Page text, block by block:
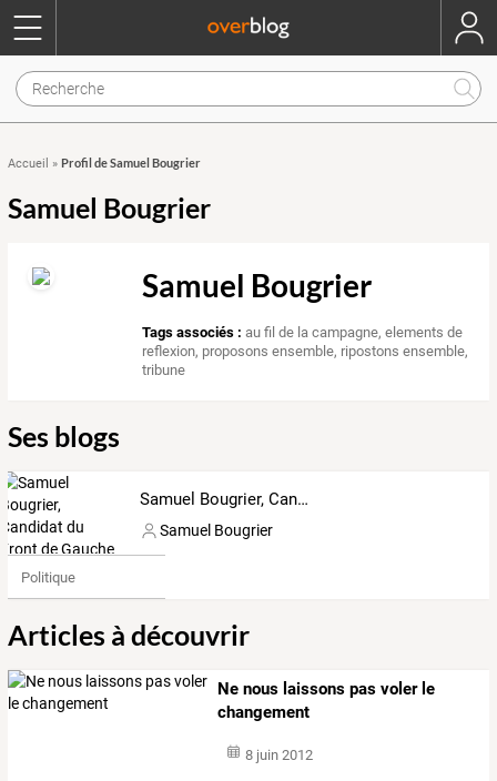
Accueil » Profil de Samuel Bougrier
Samuel Bougrier
Samuel Bougrier
Tags associés : au fil de la campagne,elements de
reflexion, proposons ensemble, ripostons ensemble,
tribune
Ses blogs
Samuel Bougrier, Candidat du Front de Gauche aux élections législatives pour la 3ème circonscription de la Vienne
Samuel Bougrier
Politique
Articles à découvrir
Ne nous laissons pas voler le
changement
8 juin 2012